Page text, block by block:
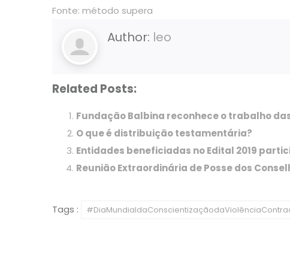
Fonte: método supera
Author: leo
Related Posts:
Fundação Balbina reconhece o trabalho
O que é distribuição testamentária?
Entidades beneficiadas no Edital 2019
Reunião Extraordinária de Posse dos
Tags :